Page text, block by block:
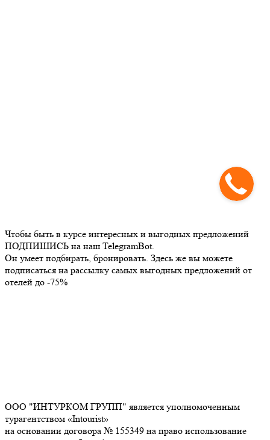
Чтобы быть в курсе интересных и выгодных предложений
ПОДПИШИСЬ на наш TelegramBot.
Он умеет подбирать, бронировать. Здесь же вы можете
подписаться на рассылку самых выгодных предложений от
отелей до -75%
ООО "ИНТУРКОМ ГРУПП" является уполномоченным
турагентством «Intourist»
на основании договора № 155349 на право использование